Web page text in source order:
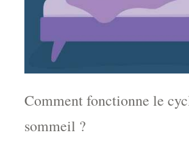
Comment fonctionne le
sommeil ?